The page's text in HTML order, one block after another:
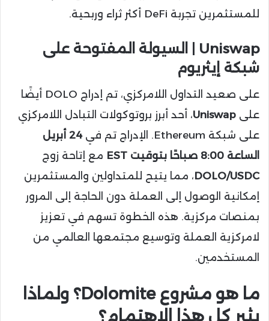
للمستثمرين تجربة DeFi أكثر ثراء وربحية.
Uniswap | السيولة المفتوحة على
شبكة إيثريوم
على صعيد التداول اللامركزي، تم إدراج DOLO أيضًا
على Uniswap، أحد أبرز بروتوكولات التبادل اللامركزي
على شبكة Ethereum. الإدراج تم في
24 أبريل
الساعة 8:00 صباحًا بتوقيت EST
مع إتاحة زوج
DOLO/USDC، مما يتيح للمتداولين والمستثمرين
إمكانية الوصول إلى العملة دون الحاجة إلى المرور
بمنصات مركزية. هذه الخطوة تسهم في تعزيز
لامركزية العملة وتوسيع مجتمعها العالمي من
المستخدمين.
ما هو مشروع Dolomite؟ ولماذا
يثير كل هذا الاهتمام؟